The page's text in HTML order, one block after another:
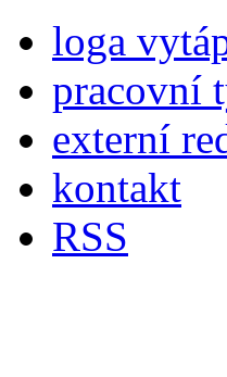
loga
pracovní
externí
kontakt
RSS